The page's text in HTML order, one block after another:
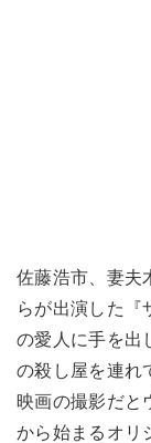
佐藤浩市、妻夫
らが出演した『
の愛人に手を出
の殺し屋を連れ
映画の撮影だと
から始まるオリ